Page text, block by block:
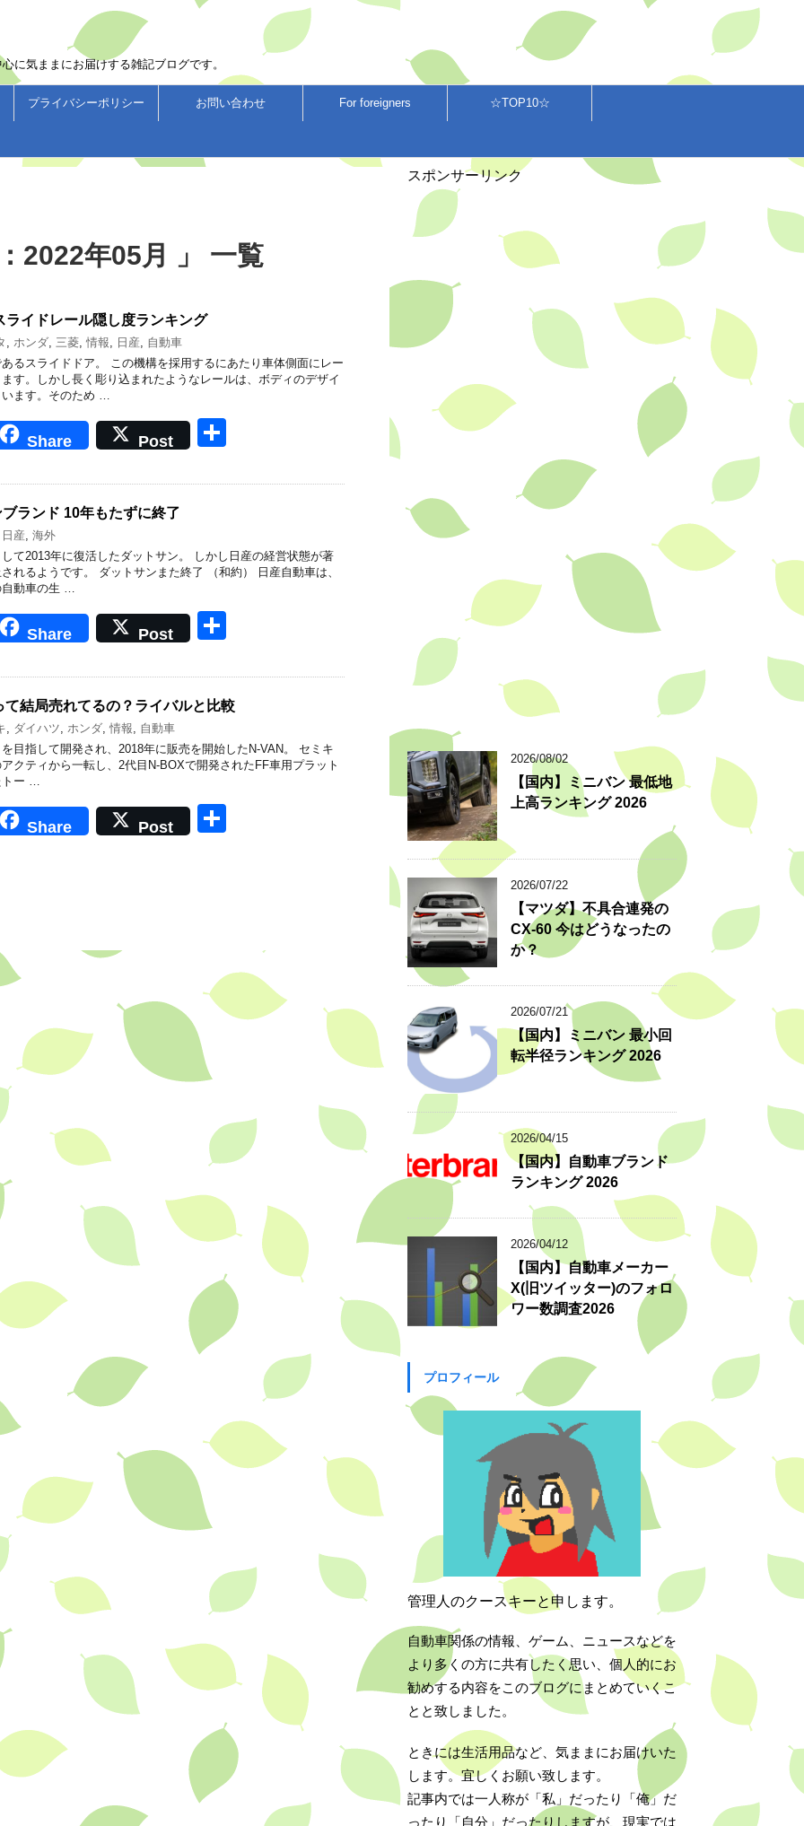
に気ままにお届けする雑記ブログです。
プライバシーポリシー お問い合わせ For foreigners ☆TOP10☆
2022年05月 」 一覧
ライドレール隠し度ランキング
, ホンダ, 三菱, 情報, 日産, 自動車
るスライドドア。 この機構を採用するにあたり車体側面にレー
す。しかし長く彫り込まれたようなレールは、ボディのデザイ
います。そのため …
Share Post
ブランド 10年もたずに終了
日産, 海外
て2013年に復活したダットサン。 しかし日産の経営状態が著
れるようです。 ダットサンまた終了 （和約） 日産自動車は、
自動車の生 …
Share Post
て結局売れてるの？ライバルと比較
, ダイハツ, ホンダ, 情報, 自動車
目指して開発され、2018年に販売を開始したN-VAN。 セミキ
クティから一転し、2代目N-BOXで開発されたFF車用プラット
トー …
Share Post
スポンサーリンク
2026/08/02
【国内】ミニバン 最低地
上高ランキング 2026
2026/07/22
【マツダ】不具合連発の
CX-60 今はどうなったの
か？
2026/07/21
【国内】ミニバン 最小回
転半径ランキング 2026
2026/04/15
【国内】自動車ブランド
ランキング 2026
2026/04/12
【国内】自動車メーカー
X(旧ツイッター)のフォロ
ワー数調査2026
プロフィール
管理人のクースキーと申します。
自動車関係の情報、ゲーム、ニュースなどを
より多くの方に共有したく思い、個人的にお
勧めする内容をこのブログにまとめていくこ
とと致しました。
ときには生活用品など、気ままにお届けいた
します。宜しくお願い致します。
記事内では一人称が「私」だったり「俺」だ
ったり「自分」だったりしますが、現実では